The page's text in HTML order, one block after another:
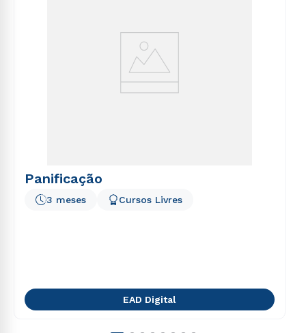
Panificação
3 meses Cursos Livres
EAD Digital